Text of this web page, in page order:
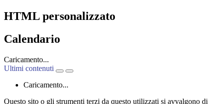
HTML personalizzato
Calendario
Caricamento...
Ultimi contenuti
Caricamento...
Questo sito o gli strumenti terzi da questo utilizzati si avvalgono di